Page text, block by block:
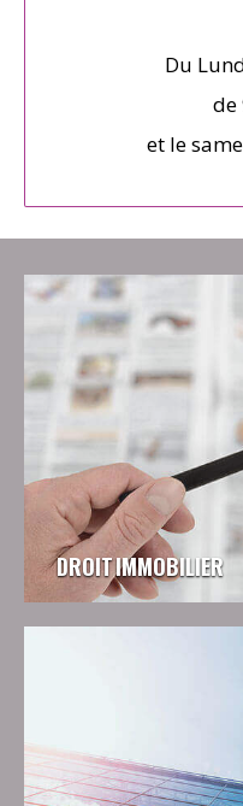
Du
de
et le
DROIT IMMOBILIER